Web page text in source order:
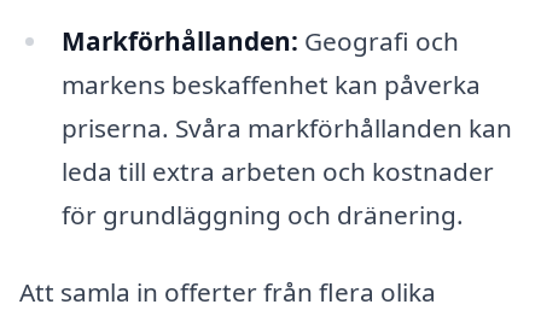
Markförhållanden: Geografi och
markens beskaffenhet kan påverka
priserna. Svåra markförhållanden kan
leda till extra arbeten och kostnader
för grundläggning och dränering.
Att samla in offerter från flera olika